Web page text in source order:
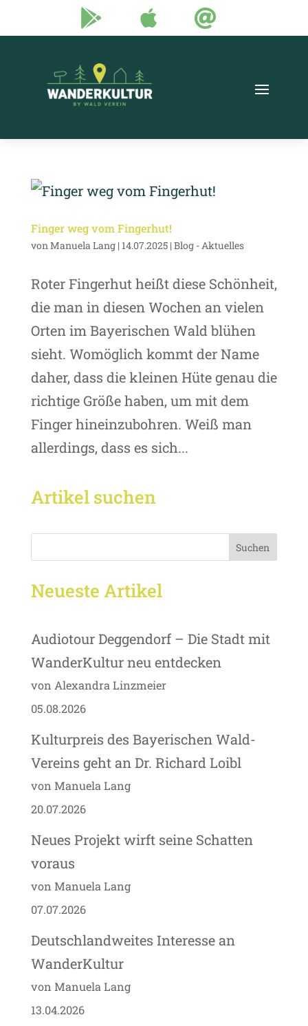
  
Finger weg vom Fingerhut!
vonManuela Lang| 14.07.2025| Blog - Aktuelles
Roter Fingerhut heißt diese Schönheit,
die man in diesen Wochen an vielen
Orten im Bayerischen Wald blühen
sieht. Womöglich kommt der Name
daher, dass die kleinen Hüte genau die
richtige Größe haben, um mit dem
Finger hineinzubohren. Weiß man
allerdings, dass es sich...
Artikel suchen
Suchen
Neueste Artikel
Audiotour Deggendorf – Die Stadt mit
WanderKultur neu entdecken
von Alexandra Linzmeier
05.08.2026
Kulturpreis des Bayerischen Wald-
Vereins geht an Dr. Richard Loibl
von Manuela Lang
20.07.2026
Neues Projekt wirft seine Schatten
voraus
von Manuela Lang
07.07.2026
Deutschlandweites Interesse an
WanderKultur
von Manuela Lang
13.04.2026